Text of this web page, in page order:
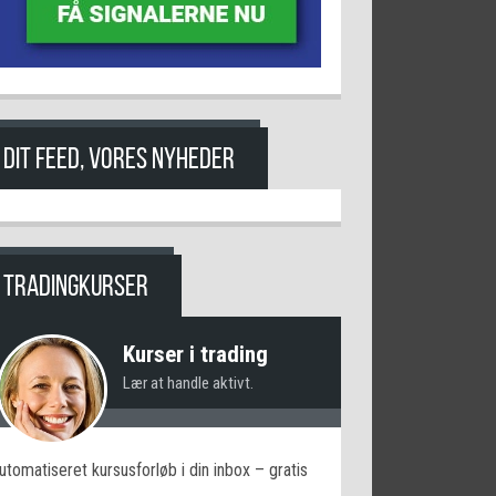
DIT FEED, VORES NYHEDER
TRADINGKURSER
Kurser i trading
Lær at handle aktivt.
kursusforløb i din inbox – gratis